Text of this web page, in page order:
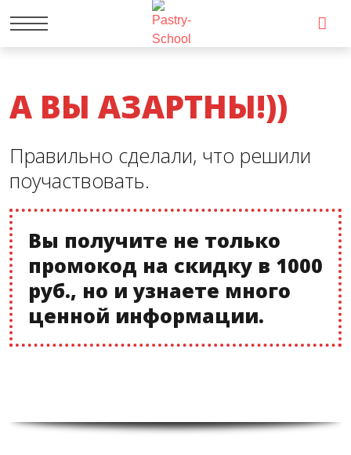
А ВЫ АЗАРТНЫ!))
Правильно сделали, что решили
поучаствовать.
Вы получите не только
промокод на скидку в 1000
руб., но и узнаете много
ценной информации.